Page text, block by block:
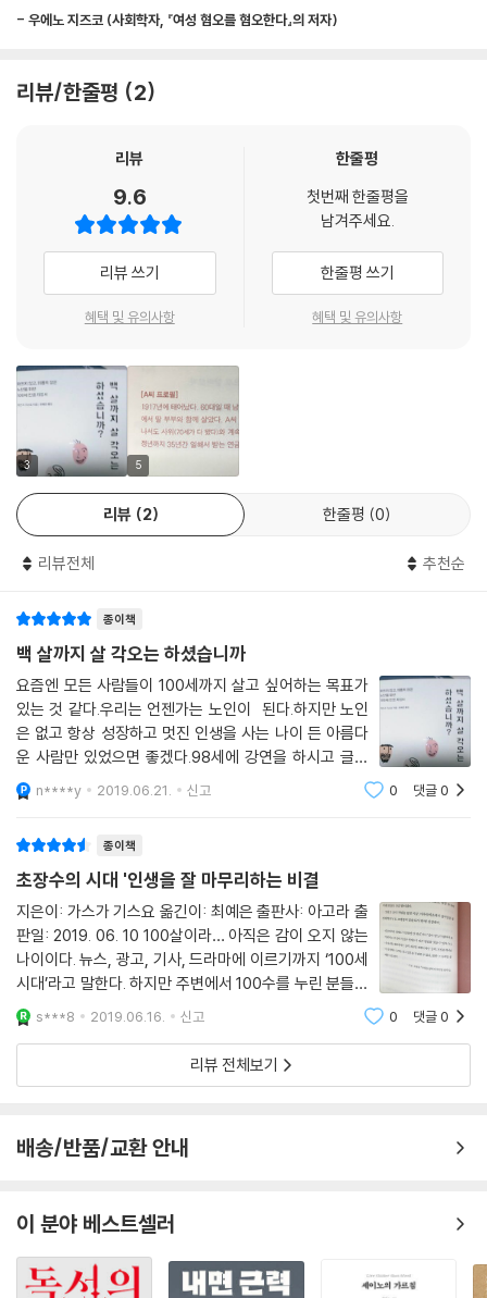
이것을 남녀 차이라는 관점에서 보면 무척 흥미로운 사실을 발견할 수 있
여성은 젊어서부터 익숙한 자기 역할의 연장선상에서 자신의 능력을 발휘
하며 초고령기를 살아간다.
역활동과는 무관한 삶을 살아왔다. 그런 남성이 초고령기에 기력 넘치는
생활을 하고 싶다면, 익숙하지 않은 영역 에서 활동할 수 있도록 자신의 의
식과 태도를 바꿔야 한다. --- p.62
건강 유지나 사회적 교류, 삶에 위안이 되는 즐거운 활동. 삶의 기력을 북돋
워주는 이런 활동들을 일과에 포함시켜 ‘습관 나이’로 사는 사람은, 달력 나
이를 뛰어넘어 습관 나이로 살게 된다. 그리고 ‘나는 오늘 이 일과를 달성했
필자 : V씨는 마지막까지 자택에서 생활하고 싶다고 말씀하셨는데 주치의
는 정하셨나요?
V : 주치의란 게 뭡니까? 나는 이 나이가 되도록 잔병치레 없이 살았고 병
원 문턱 한번 넘어본 적 없어 그런 사람은 없소.
필자 : 그래도 댁에서 지내시려면 주치의나 방문간호사 같은 사람에게 서
비스를 받아야 하잖아요. 그렇다면 빨리 결정해두셔야죠.
V : 나는 사람이 아니라 로봇에게 돌봄을 받고 싶소. 로봇이 하는 요양 서비
스는 없을까? --- pp.142～143
특별양호노인홈에 견학을 갔을 때예요. 거기 입소해 계시던 분이 “내가 이
시설에서 나가는 날은 죽은 후”라는 말씀을 하셨어요.
그 말을 들으니 노인 요양시설은 종신형을 선고받았다고 생각하고 들어가
는 곳이라는 느낌이 들더군요. 그래서 한동안 시설 찾는 일을 중단했었어
요.
하지만 지금은 절박한 상황이 되었죠. 건망증이 심해졌거든요. --- p.194
저는 어떻게 될까요? 결혼을 하지 않았으니 남편도 없고 아이도 없어요. 비
는 친구들이 많아요”라고 말한다. (중략) 이렇게 혼자 살던 사람이 나이가
들어 요양돌봄을 받아야 하는 상황이 되면, 누구에게 의지해야 좋을까. 이
들은 배우자와 사별하고 혼자 살고 있긴 하지만 따로 사는 자녀가 있는 노
인들과는 상황이 많이 다르다. 경제적인 기반이 약한데다 의지할 자녀가
없는 것은 물론 친족과의 교류도 거의 없는 사람이 많다.
--- pp.284～285
- 우에노 지즈코 (사회학자, 『여성 혐오를 혐오한다』의 저자)
리뷰/한줄평 2
리뷰
9.6
리뷰 쓰기
혜택 및 유의사항
한줄평
첫번째 한줄평을
남겨주세요.
한줄평 쓰기
혜택 및 유의사항
3 5
리뷰 2 한줄평 0
리뷰전체 추천순
종이책
백 살까지 살 각오는 하셨습니까
요즘엔 모든 사람들이 100세까지 살고 싶어하는 목표가
있는 것 같다.우리는 언젠가는 노인이 된다.하지만 노인
은 없고 항상 성장하고 멋진 인생을 사는 나이 든 아름다
운 사람만 있었으면 좋겠다.98세에 강연을 하시고 글을
쓰시는 김형석 교수님이나 90살 넘어서 글을 쓰기 시작
한 일본여성 작가를 보면서 엄마는 박사과정을 그만 두고
n****y 2019.06.21. 신고 0 댓글0
종이책
초장수의 시대 '인생을 잘 마무리하는 비결
지은이: 가스가 기스요 옮긴이: 최예은 출판사: 아고라 출
판일: 2019. 06. 10 100살이라… 아직은 감이 오지 않는
나이이다. 뉴스, 광고, 기사, 드라마에 이르기까지 ‘100세
시대’라고 말한다. 하지만 주변에서 100수를 누린 분들은
찾아보기 힘들다. 가끔 생로병사를 다룬 다큐에서는 간혹
그리도 보기 힘든 100수까지 건강하신 노인들을 보긴 하
s***8 2019.06.16. 신고 0 댓글0
리뷰 전체보기
배송/반품/교환 안내
이 분야 베스트셀러